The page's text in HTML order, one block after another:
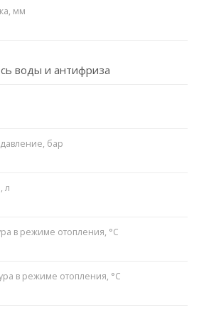
мм
воды и антифриза
бар
л
в режиме отопления, °C
в режиме отопления, °C